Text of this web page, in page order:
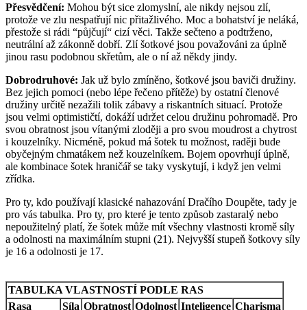
Přesvědčení: Mohou být sice zlomyslní, ale nikdy nejsou zlí,
protože ve zlu nespatřují nic přitažlivého. Moc a bohatství je neláká,
přestože si rádi “půjčují“ cizí věci. Takže sečteno a podtrženo,
neutrální až zákonně dobří. Zlí šotkové jsou považováni za úplně
jinou rasu podobnou skřetům, ale o ní až někdy jindy.
Dobrodruhové: Jak už bylo zmíněno, šotkové jsou baviči družiny.
Bez jejich pomoci (nebo lépe řečeno přítěže) by ostatní členové
družiny určitě nezažili tolik zábavy a riskantních situací. Protože
jsou velmi optimističtí, dokáží udržet celou družinu pohromadě. Pro
svou obratnost jsou vítanými zloději a pro svou moudrost a chytrost
i kouzelníky. Nicméně, pokud má šotek tu možnost, raději bude
obyčejným chmatákem než kouzelníkem. Bojem opovrhují úplně,
ale kombinace šotek hraničář se taky vyskytují, i když jen velmi
zřídka.
Pro ty, kdo používají klasické nahazování Dračího Doupěte, tady je
pro vás tabulka. Pro ty, pro které je tento způsob zastaralý nebo
nepoužitelný platí, že šotek může mít všechny vlastnosti kromě síly
a odolnosti na maximálním stupni (21). Nejvyšší stupeň šotkovy síly
je 16 a odolnosti je 17.
TABULKA VLASTNOSTÍ PODLE RAS
Rasa
Síla Obratnost Odolnost Inteligence Charisma